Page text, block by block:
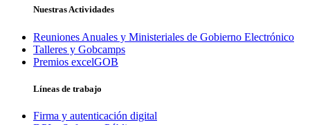
Nuestras Actividades
Reuniones Anuales y Ministeriales de Gobierno Electrónico
Talleres y Gobcamps
Premios excelGOB
Líneas de trabajo
Firma y autenticación digital